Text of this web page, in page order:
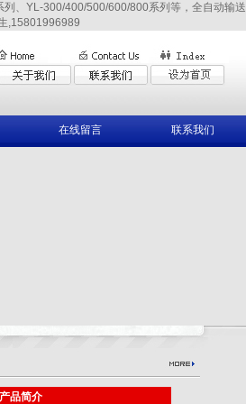
、YL-300/400/500/600/800系列等，全自动输送
,15801996989
在线留言 联系我们
品简介